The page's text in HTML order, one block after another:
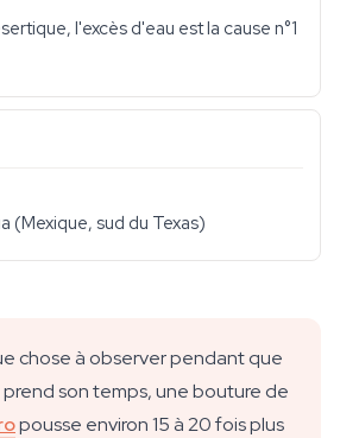
l'excès d'eau est la cause n°1
(Mexique, sud du Texas)
chose à observer pendant que
son temps, une bouture de
pousse environ 15 à 20 fois plus